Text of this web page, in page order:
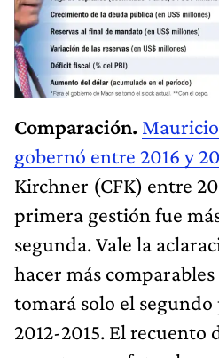
Comparación.
gobernó entre 2016 y
Kirchner (CFK) entre
primera gestión fue
segunda. Vale la
hacer más
tomará solo el segundo
2012-2015. El recuento